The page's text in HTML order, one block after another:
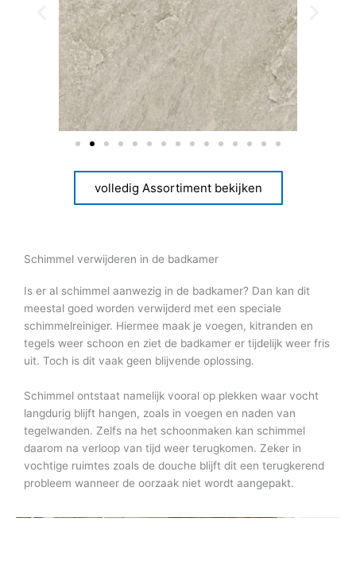
volledig Assortiment bekijken
Schimmel verwijderen in de badkamer
Is er al schimmel aanwezig in de badkamer? Dan kan dit
meestal goed worden verwijderd met een speciale
schimmelreiniger. Hiermee maak je voegen, kitranden en
tegels weer schoon en ziet de badkamer er tijdelijk weer fris
uit. Toch is dit vaak geen blijvende oplossing.
Schimmel ontstaat namelijk vooral op plekken waar vocht
langdurig blijft hangen, zoals in voegen en naden van
tegelwanden. Zelfs na het schoonmaken kan schimmel
daarom na verloop van tijd weer terugkomen. Zeker in
vochtige ruimtes zoals de douche blijft dit een terugkerend
probleem wanneer de oorzaak niet wordt aangepakt.